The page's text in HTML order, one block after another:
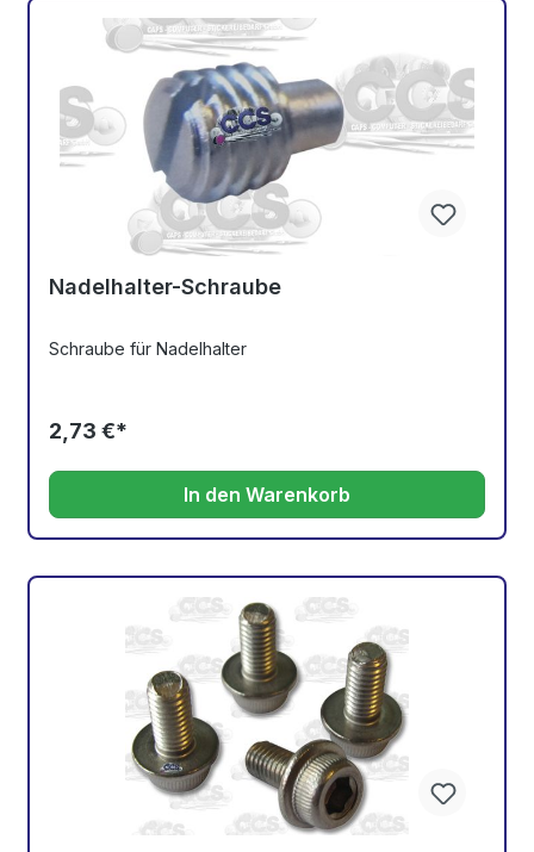
Nadelhalter-Schraube
Schraube für Nadelhalter
2,73 €*
In den Warenkorb